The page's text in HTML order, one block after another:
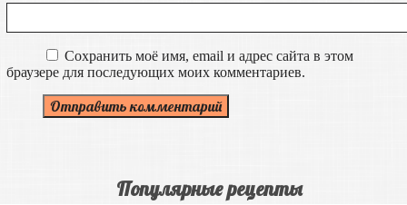
Сохранить моё имя, email и адрес сайта в этом
браузере для последующих моих комментариев.
Популярные рецепты